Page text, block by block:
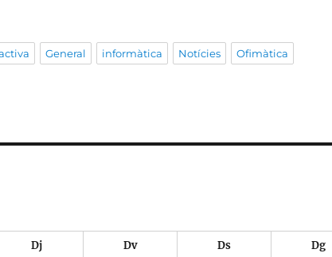
General informàtica Notícies Ofimàtica
Dj Dv Ds Dg